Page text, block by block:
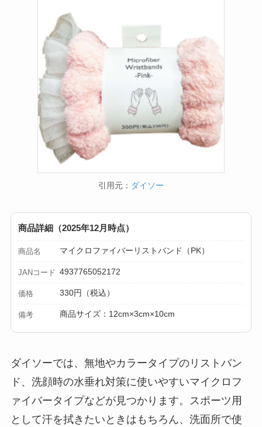
引用元： ダイソー
商品詳細（2025年12月時点）
商品名 マイクロファイバーリストバンド（PK）
JANコード 4937765052172
価格 330円（税込）
備考 商品サイズ：12cm×3cm×10cm
ダイソーでは、無地やカラータイプのリストバン
ド、洗顔時の水垂れ対策に使いやすいマイクロフ
ァイバータイプなどが見つかります。スポーツ用
として汗を拭きたいときはもちろん、洗面所で使